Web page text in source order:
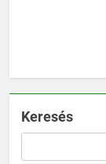
Keresés